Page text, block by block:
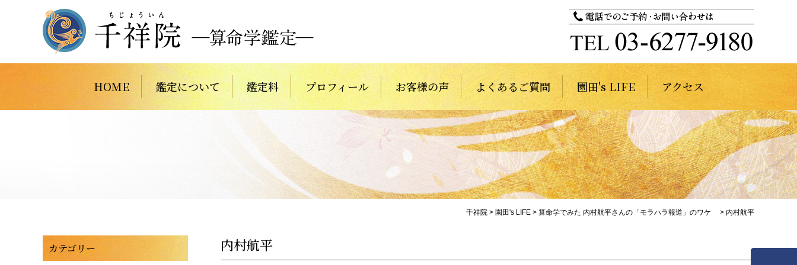
HOME 鑑定について 鑑定料 プロフィール お客様の声 よくあるご質問 園田's LIFE アクセス
千祥院 > 園田's LIFE > 算命学でみた 内村航平さんの「モラハラ報道」のワケ > 内村航平
内村航平
カテゴリー